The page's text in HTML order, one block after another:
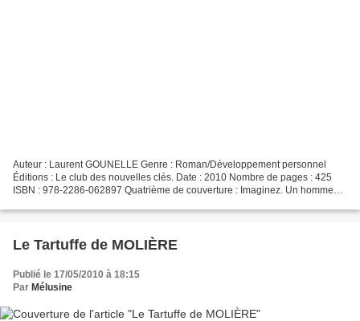
Auteur : Laurent GOUNELLE Genre : Roman/Développement personnel
Éditions : Le club des nouvelles clés. Date : 2010 Nombre de pages : 425
ISBN : 978-2286-062897 Quatrième de couverture : Imaginez. Un homme
Le Tartuffe de MOLIÈRE
Publié le 17/05/2010 à 18:15
Par Mélusine